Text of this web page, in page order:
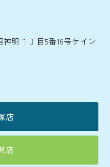
明１丁目5番16号ケイン
店
店